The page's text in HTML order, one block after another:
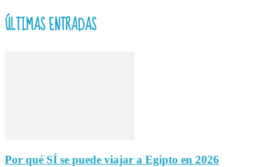
ÚLTIMAS ENTRADAS
Por qué SÍ se puede viajar a Egipto en 2026